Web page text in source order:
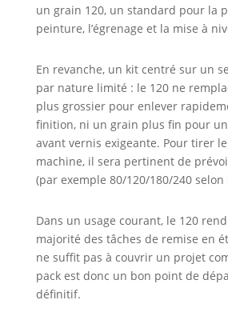
un grain 120, un standard pour la
peinture, l’égrenage et la mise à
En revanche, un kit centré sur un
par nature limité : le 120 ne
plus grossier pour enlever
finition, ni un grain plus fin pour
avant vernis exigeante. Pour tirer
machine, il sera pertinent de
(par exemple 80/120/180/240
Dans un usage courant, le 120
majorité des tâches de remise en
ne suffit pas à couvrir un projet
pack est donc un bon point de
définitif.